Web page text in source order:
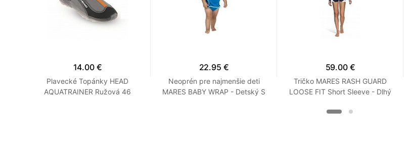
14.00 €
Plavecké Topánky HEAD
AQUATRAINER Ružová 46
22.95 €
Neoprén pre najmenšie deti
MARES BABY WRAP - Detský S
59.00 €
Tričko MARES RASH GUARD
LOOSE FIT Short Sleeve - Dlhý
XXS Tyrkysová